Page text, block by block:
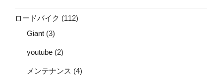
ロードバイク (112)
Giant (3)
youtube (2)
メンテナンス (4)